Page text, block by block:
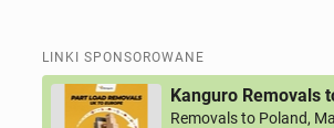
LINKI SPONSOROWANE
Kanguro Removals
Removals to Poland,